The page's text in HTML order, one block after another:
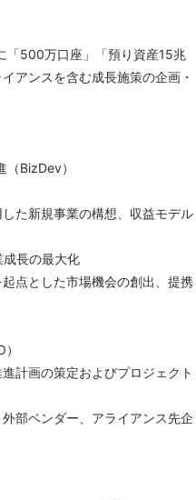
「500万口座」「預り資産15兆
アンスを含む成長施策の企画・
BizDev）
た新規事業の構想、収益モデル
成長の最大化
点とした市場機会の創出、提携
計画の策定およびプロジェクト
部ベンダー、アライアンス先企